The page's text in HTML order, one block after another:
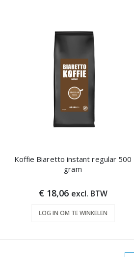
Koffie Biaretto instant regular 500
gram
€ 18,06 excl. BTW
LOG IN OM TE WINKELEN